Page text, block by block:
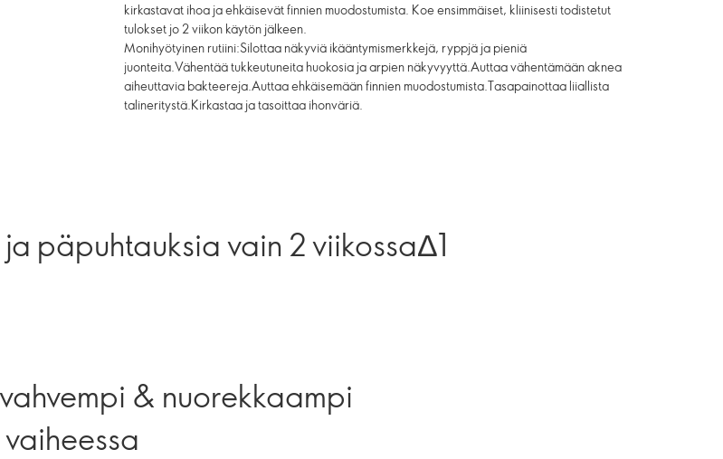
kirkastavat ihoa ja ehkäisevät finnien muodostumista. Koe ensimmäiset, kliinisesti todistetut
tulokset jo 2 viikon käytön jälkeen.
Monihyötyinen rutiini:Silottaa näkyviä ikääntymismerkkejä, ryppjä ja pieniä
juonteita.Vähentää tukkeutuneita huokosia ja arpien näkyvyyttä.Auttaa vähentämään aknea
aiheuttavia bakteereja.Auttaa ehkäisemään finnien muodostumista.Tasapainottaa liiallista
talineritystä.Kirkastaa ja tasoittaa ihonväriä.
päpuhtauksia vain 2 viikossaΔ1
& nuorekkaampi